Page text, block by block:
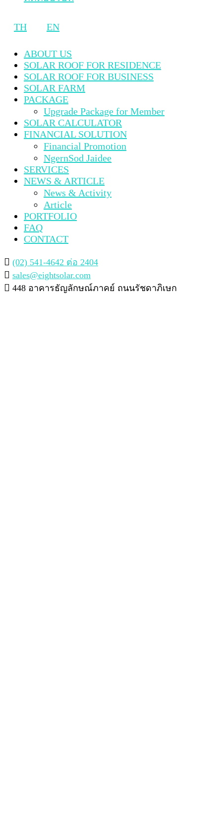
TH EN
ABOUT US
SOLAR ROOF FOR RESIDENCE
SOLAR ROOF FOR BUSINESS
SOLAR FARM
PACKAGE
Upgrade Package for Member
SOLAR CALCULATOR
FINANCIAL SOLUTION
Financial Promotion
NgernSod Jaidee
SERVICES
NEWS & ARTICLE
News & Activity
Article
PORTFOLIO
FAQ
CONTACT
(02) 541-4642 ต่อ 2404
sales@eightsolar.com
448 อาคารธัญลักษณ์ภาคย์ ถนนรัชดาภิเษก